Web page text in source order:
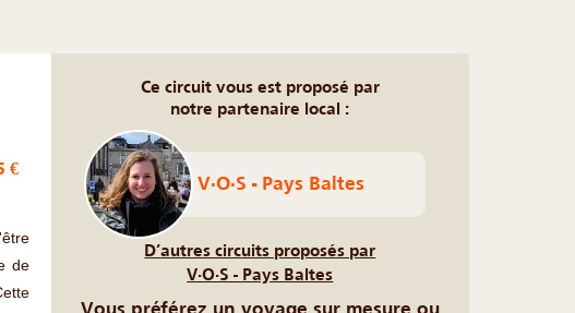
€
de
Ce circuit vous est proposé par
notre partenaire local :
V·O·S - Pays Baltes
D’autres circuits proposés par
V·O·S - Pays Baltes
Vous préférez un voyage sur mesure ou